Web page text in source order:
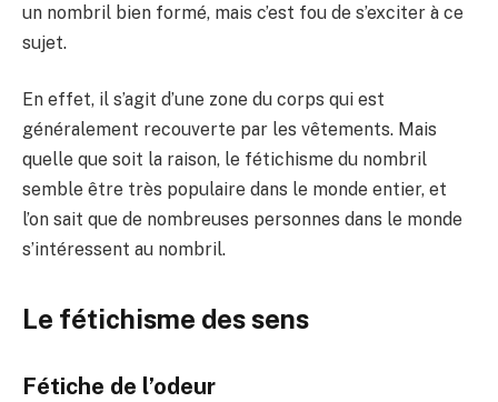
un nombril bien formé, mais c’est fou de s’exciter à ce
sujet.
En effet, il s’agit d’une zone du corps qui est
généralement recouverte par les vêtements. Mais
quelle que soit la raison, le fétichisme du nombril
semble être très populaire dans le monde entier, et
l’on sait que de nombreuses personnes dans le monde
s’intéressent au nombril.
Le fétichisme des sens
Fétiche de l’odeur